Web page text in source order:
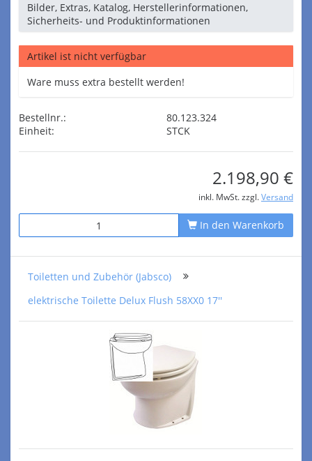
Bilder, Extras, Katalog, Herstellerinformationen,
Sicherheits- und Produktinformationen
Artikel ist nicht verfügbar
Ware muss extra bestellt werden!
Bestellnr.:
80.123.324
Einheit:
STCK
2.198,90 €
inkl. MwSt. zzgl. Versand
In den Warenkorb
Toiletten und Zubehör (Jabsco)
elektrische Toilette Delux Flush 58XX0 17''